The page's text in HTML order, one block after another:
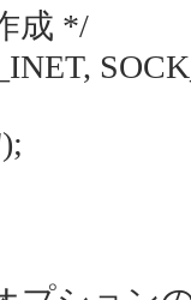
成 */